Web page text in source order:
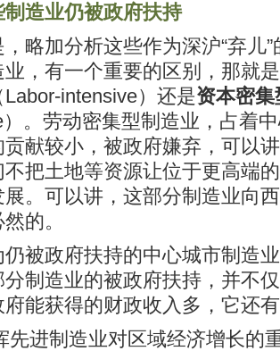
业仍被政府扶持
加分析这些作为深沪“弃儿”
，有一个重要的区别，那就
Labor-intensive）还是资本密集
。劳动密集型制造业，占着
献较小，被政府嫌弃，可以
不把土地等资源让位于更高端
。可以讲，这部分制造业向
的。
政府扶持的中心城市制造业
分制造业的被政府扶持，并不
能获得的财政收入多，它还
先进制造业对区域经济增长的